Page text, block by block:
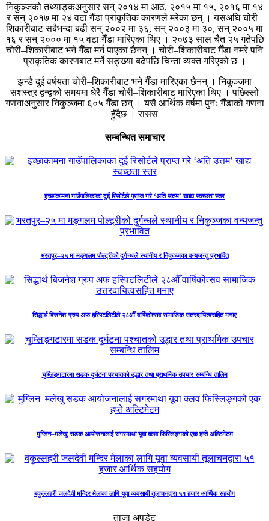
निकुञ्जको तथ्याङ्कअनुसार सन् २०१४ मा आठ, २०१५ मा १५, २०१६ मा १४
र सन् २०१७ मा २४ वटा गैँडा प्राकृतिक कारणले मरेका छन् । यसअघि चोरी–
शिकारीबाट सबैभन्दा बढी सन् २००२ मा ३६, सन् २००३ मा ३०, सन् २००५ मा
१६ र सन् २००० मा १५ वटा गैँडा मारिएका थिए । २०७३ साल चैत २५ गतेपछि
चोरी–शिकारीबाट भने गैँडा मर्न पाएका छैनन् । चोरी–शिकारीबाट गैँडा नमरे पनि
प्राकृतिक कारणबाट मर्ने सङ्ख्या बढेपछि चिन्ता व्यक्त गरिएको छ ।
झन्डै दुई वर्षयता चोरी–शिकारीबाट भने गैँडा मारिएका छैनन् । निकुञ्जमा
सशस्त्र द्वन्द्वको समयमा धेरै गैँडा चोरी–शिकारीबाट मारिएका थिए । पछिल्लो
गणनाअनुसार निकुञ्जमा ६०५ गैँडा छन् । यसै आर्थिक वर्षमा पुनः गैँडाको गणना
हुँदैछ । रासस
सम्बन्धित समाचार
इच्छाकामना गाउँपालिकाका दुई रिसोर्टले प्राप्त गरे ‘अति उत्तम’ खाद्य स्वच्छता स्तर
भरतपुर–२५ मा मङ्गलम पोल्ट्रीको दुर्गन्धले स्थानीय र निकुञ्जका वन्यजन्तु प्रभावित
सिद्धार्थ बिजनेश ग्रुप अफ हस्पिटलिटीले २८औँ वार्षिकोत्सव सामाजिक उत्तरदायित्वसहित मनाए
चुम्लिङ्गटारमा सडक दुर्घटना पश्चातको उद्धार तथा प्राथमिक उपचार सम्बन्धि तालिम
मुग्लिन–मलेखु सडक आयोजनालाई सगरमाथा यूवा क्लव फिस्लिङ्गको एक हप्ते अल्टिमेटम
बकुल्लहरी जलदेवी मन्दिर मेलाका लागि यूवा व्यवसायी तूलाचनद्वारा ५१ हजार आर्थिक सहयोग
ताजा अपडेट